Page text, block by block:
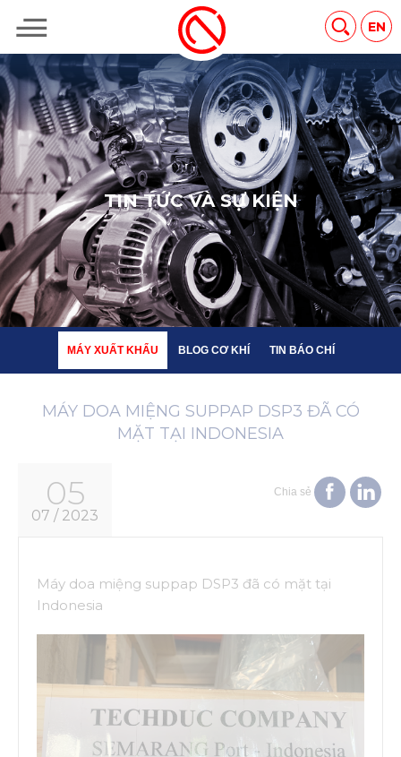
EN
BLOG CƠ KHÍ TIN BÁO CHÍ
TIN TỨC VÀ SỰ KIỆN
MÁY XUẤT KHẨU BLOG CƠ KHÍ TIN BÁO CHÍ
MÁY DOA MIỆNG SUPPAP DSP3 ĐÃ CÓ
MẶT TẠI INDONESIA
05
07 / 2023
Chia sẻ
Máy doa miệng suppap DSP3 đã có mặt tại
Indonesia